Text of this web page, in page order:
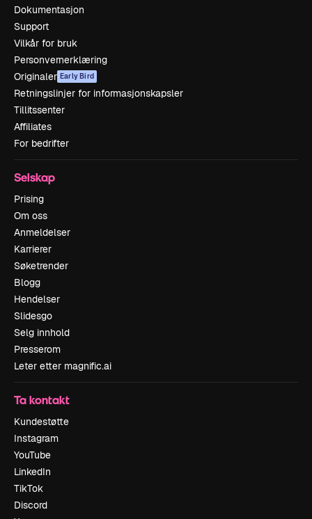
Dokumentasjon
Support
Vilkår for bruk
Personvernerklæring
Originaler Early Bird
Retningslinjer for informasjonskapsler
Tillitssenter
Affiliates
For bedrifter
Selskap
Prising
Om oss
Anmeldelser
Karrierer
Søketrender
Blogg
Hendelser
Slidesgo
Selg innhold
Presserom
Leter etter magnific.ai
Ta kontakt
Kundestøtte
Instagram
YouTube
LinkedIn
TikTok
Discord